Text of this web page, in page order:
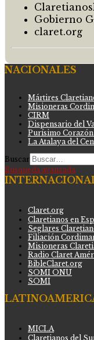
Gobierno
claret.org
NACIONALES
Mártires
Misioneras
CIRM
Dispensario del
Purísimo
La Atalaya del
Buscar
Búsqueda avanzada
Claret.org
Claretianos en
Seglares
Filiación
Misioneras
Radio Claret
BibleClaret.org
SOMI ONU
SOMI
MICLA
Claretianos del